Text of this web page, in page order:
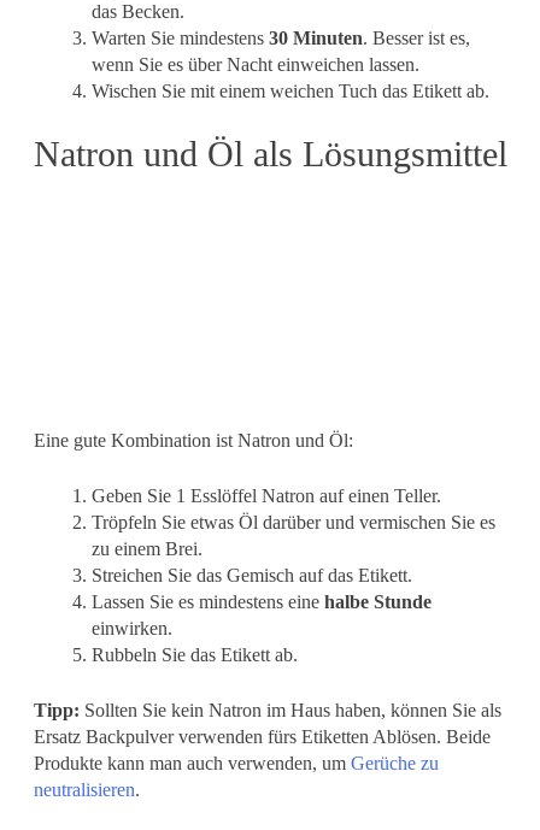
das Becken.
Warten Sie mindestens 30 Minuten. Besser ist es,
wenn Sie es über Nacht einweichen lassen.
Wischen Sie mit einem weichen Tuch das Etikett ab.
Natron und Öl als Lösungsmittel
Eine gute Kombination ist Natron und Öl:
Geben Sie 1 Esslöffel Natron auf einen Teller.
Tröpfeln Sie etwas Öl darüber und vermischen Sie es
zu einem Brei.
Streichen Sie das Gemisch auf das Etikett.
Lassen Sie es mindestens eine halbe Stunde
einwirken.
Rubbeln Sie das Etikett ab.
Tipp: Sollten Sie kein Natron im Haus haben, können Sie als
Ersatz Backpulver verwenden fürs Etiketten Ablösen. Beide
Produkte kann man auch verwenden, um Gerüche zu
neutralisieren.